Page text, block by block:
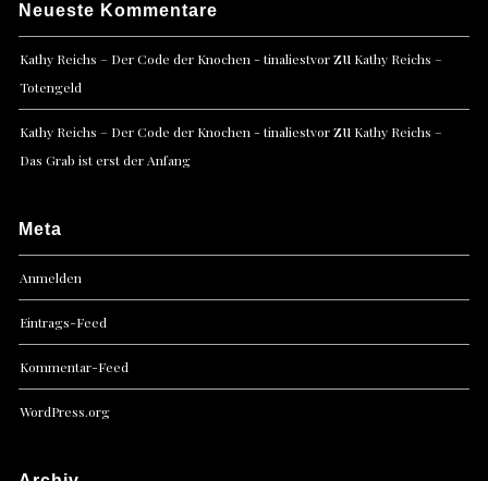
Neueste Kommentare
Kathy Reichs – Der Code der Knochen - tinaliestvorzu Kathy Reichs –
Totengeld
Kathy Reichs – Der Code der Knochen - tinaliestvorzu Kathy Reichs –
Das Grab ist erst der Anfang
Meta
Anmelden
Eintrags-Feed
Kommentar-Feed
WordPress.org